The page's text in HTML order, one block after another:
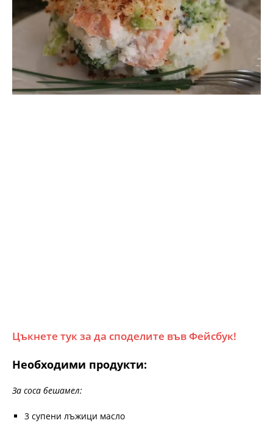
Цъкнете тук за да споделите във Фейсбук!
Необходими продукти:
За соса бешамел:
3 супени лъжици масло